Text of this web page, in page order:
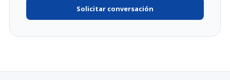
Solicitar conversación